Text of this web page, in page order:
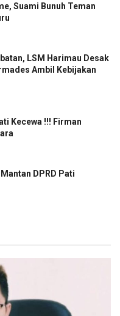
Suami Bunuh Teman
LSM Harimau Desak
Ambil Kebijakan
Kecewa !!! Firman
DPRD Pati